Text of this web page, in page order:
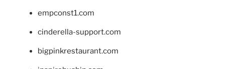
empconst1.com
cinderella-support.com
bigpinkrestaurant.com